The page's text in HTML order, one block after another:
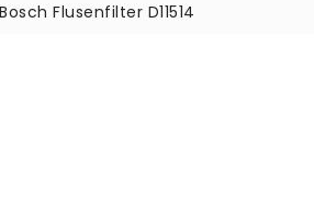
Bosch Flusenfilter D11514